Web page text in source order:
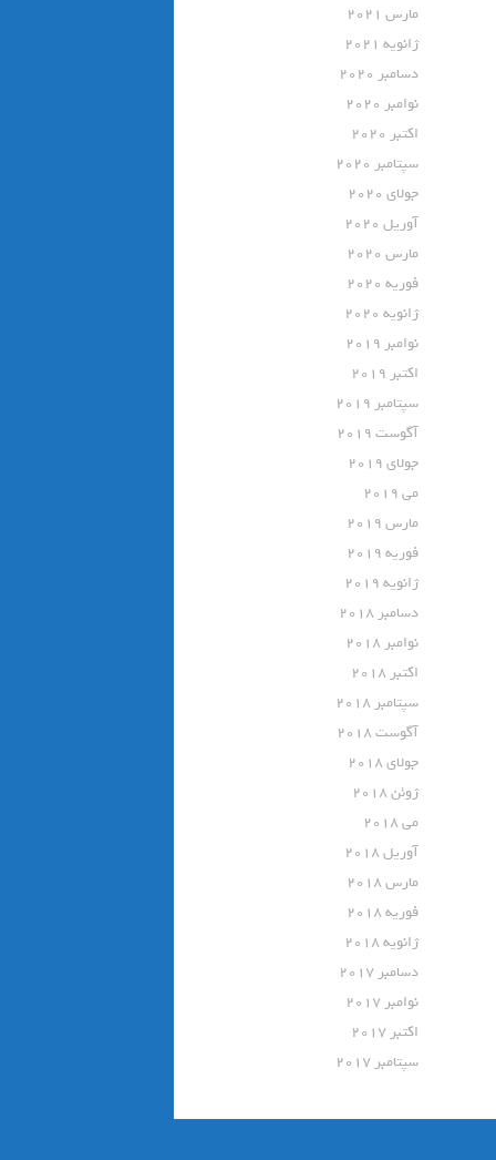
مارس 2021
ژانویه 2021
دسامبر 2020
نوامبر 2020
اکتبر 2020
سپتامبر 2020
جولای 2020
آوریل 2020
مارس 2020
فوریه 2020
ژانویه 2020
نوامبر 2019
اکتبر 2019
سپتامبر 2019
آگوست 2019
جولای 2019
می 2019
مارس 2019
فوریه 2019
ژانویه 2019
دسامبر 2018
نوامبر 2018
اکتبر 2018
سپتامبر 2018
آگوست 2018
جولای 2018
ژوئن 2018
می 2018
آوریل 2018
مارس 2018
فوریه 2018
ژانویه 2018
دسامبر 2017
نوامبر 2017
اکتبر 2017
سپتامبر 2017